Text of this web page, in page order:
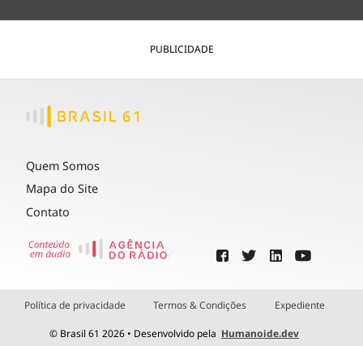
PUBLICIDADE
Quem Somos
Mapa do Site
Contato
Política de privacidade Termos & Condições Expediente
© Brasil 61 2026 • Desenvolvido pela Humanoide.dev